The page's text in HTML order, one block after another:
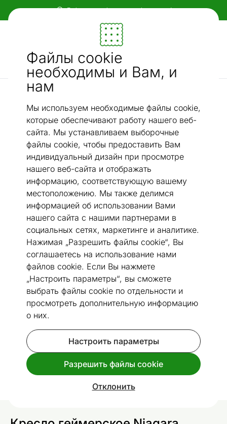
Файлы cookie
необходимы и Вам, и
нам
Мы используем необходимые файлы cookie,
которые обеспечивают работу нашего веб-
сайта. Мы устанавливаем выборочные
файлы cookie, чтобы предоставить Вам
индивидуальный дизайн при просмотре
нашего веб-сайта и отображать
информацию, соответствующую вашему
местоположению. Мы также делимся
информацией об использовании Вами
нашего сайта с нашими партнерами в
социальных сетях, маркетинге и аналитике.
Нажимая „Разрешить файлы cookie“, Вы
соглашаетесь на использование нами
файлов cookie. Если Вы нажмете
„Настроить параметры“, вы сможете
выбрать файлы cookie по отдельности и
просмотреть дополнительную информацию
о них.
Настроить параметры
Разрешить файлы cookie
Отклонить
Гибкие и удобные способы оплаты!
Мебель и убранство - ON24
Ищи...
Рабочие стулья для дома
1 / 13
Размеры
Кресло геймерское Niagara
Код 414186
Спроси дополнительную информацию